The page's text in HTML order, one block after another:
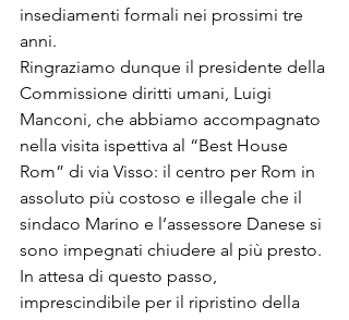
insediamenti formali nei prossimi tre
anni.
Ringraziamo dunque il presidente della
Commissione diritti umani, Luigi
Manconi, che abbiamo accompagnato
nella visita ispettiva al “Best House
Rom” di via Visso: il centro per Rom in
assoluto più costoso e illegale che il
sindaco Marino e l’assessore Danese si
sono impegnati chiudere al più presto.
In attesa di questo passo,
imprescindibile per il ripristino della